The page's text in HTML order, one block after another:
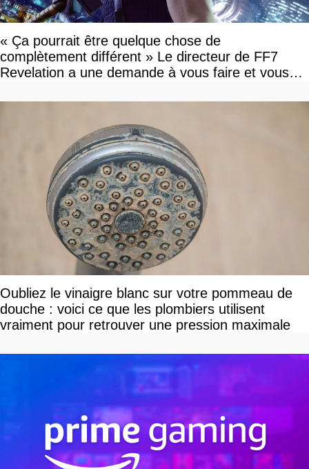
« Ça pourrait être quelque chose de
complètement différent » Le directeur de FF7
Revelation a une demande à vous faire et vous
Oubliez le vinaigre blanc sur votre pommeau de
douche : voici ce que les plombiers utilisent
vraiment pour retrouver une pression maximale